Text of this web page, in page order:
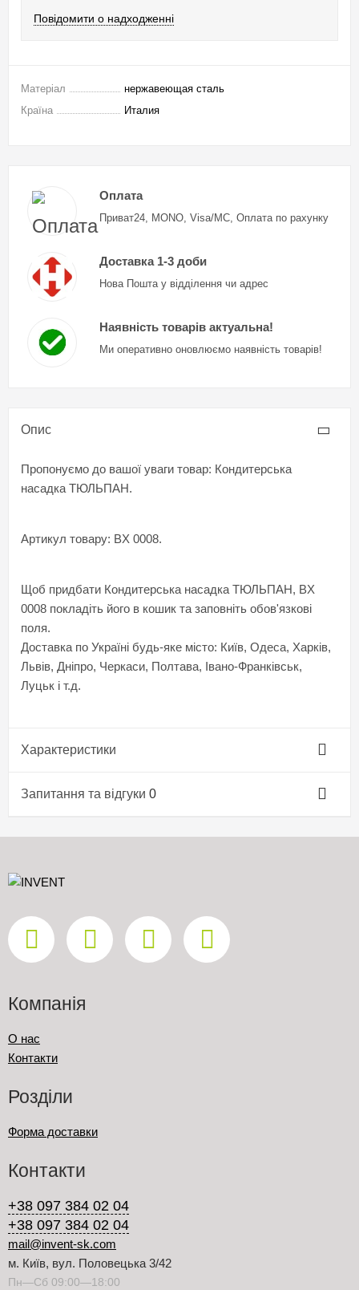
Повідомити о надходженні
Матеріал
нержавеющая сталь
Країна
Италия
Оплата
Приват24, MONO, Visa/MC, Оплата по рахунку
Доставка 1-3 доби
Нова Пошта у відділення чи адрес
Наявність товарів актуальна!
Ми оперативно оновлюємо наявність товарів!
Опис
Пропонуємо до вашої уваги товар: Кондитерська
насадка ТЮЛЬПАН.
Артикул товару: BX 0008.
Щоб придбати Кондитерська насадка ТЮЛЬПАН, BX
0008 покладіть його в кошик та заповніть обов'язкові
поля.
Доставка по Україні будь-яке місто: Київ, Одеса, Харків,
Львів, Дніпро, Черкаси, Полтава, Івано-Франківськ,
Луцьк і т.д.
Характеристики
Запитання та відгуки 0
Компанія
О нас
Контакти
Розділи
Форма доставки
Контакти
+38 097 384 02 04
+38 097 384 02 04
mail@invent-sk.com
м. Київ, вул. Половецька 3/42
Пн—Сб 09:00—18:00